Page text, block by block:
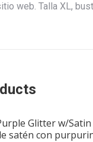
web. Talla XL,
Glitter w/
satén con